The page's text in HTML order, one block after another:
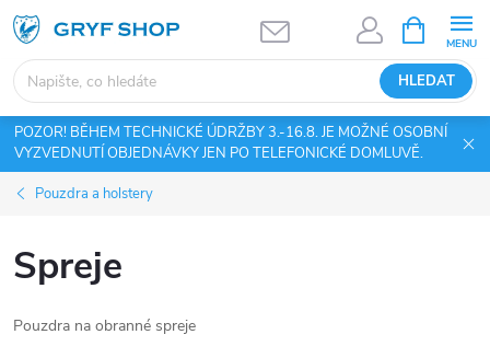
Přejít
na
obsah
HLEDAT
NÁKUPNÍ
KOŠÍK
POZOR! BĚHEM TECHNICKÉ ÚDRŽBY 3.-16.8. JE MOŽNÉ OSOBNÍ
VYZVEDNUTÍ OBJEDNÁVKY JEN PO TELEFONICKÉ DOMLUVĚ.
Pouzdra a holstery
Spreje
Pouzdra na obranné spreje